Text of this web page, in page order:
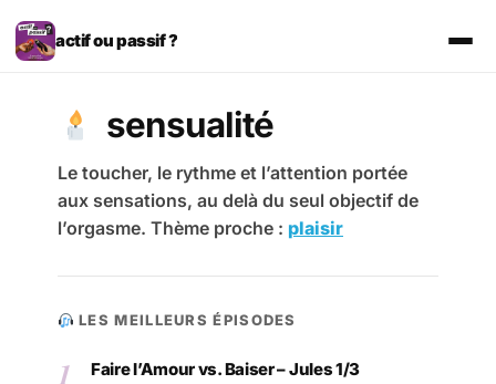
Aller
au
contenu
actif ou passif ?
sensualité
Le toucher, le rythme et l’attention portée
aux sensations, au delà du seul objectif de
l’orgasme. Thème proche : plaisir
LES MEILLEURS ÉPISODES
1 Faire l’Amour vs. Baiser – Jules 1/3